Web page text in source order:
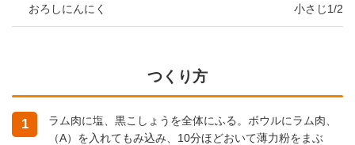
おろしにんにく 小さじ1/2
つくり方
1
ラム肉に塩、黒こしょうを全体にふる。ボウルにラム肉、
（A）を入れてもみ込み、10分ほどおいて薄力粉をまぶ